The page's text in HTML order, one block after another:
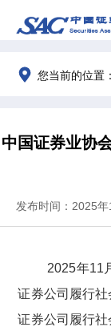
您当前的位置：
中国证券业协
发布时间：2025年
2025年11
证券公司履行社
证券公司履行